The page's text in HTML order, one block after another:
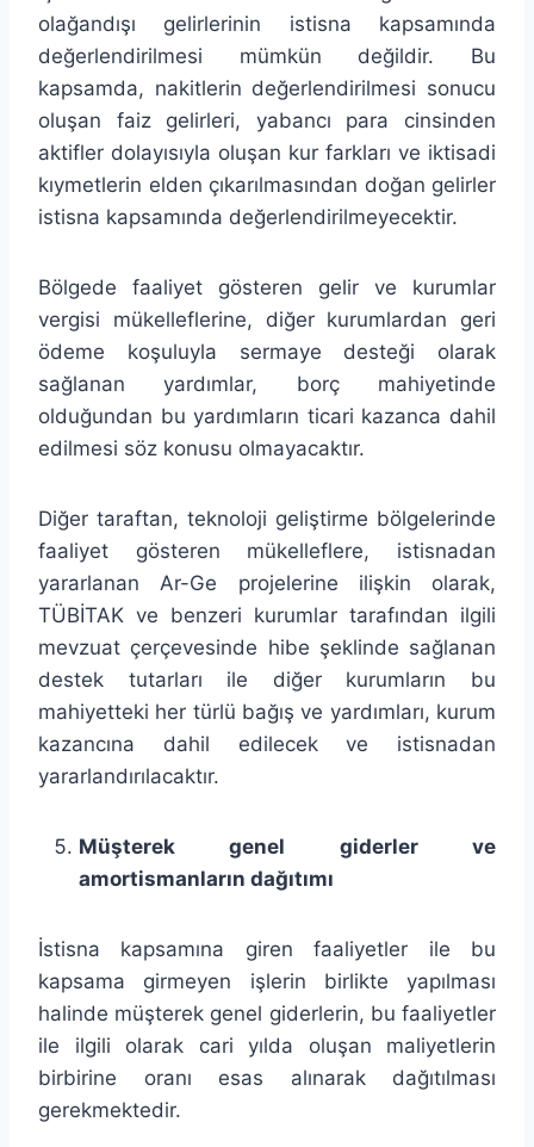
olağandışı gelirlerinin istisna kapsamında
değerlendirilmesi mümkün değildir. Bu
kapsamda, nakitlerin değerlendirilmesi sonucu
oluşan faiz gelirleri, yabancı para cinsinden
aktifler dolayısıyla oluşan kur farkları ve iktisadi
kıymetlerin elden çıkarılmasından doğan gelirler
istisna kapsamında değerlendirilmeyecektir.
Bölgede faaliyet gösteren gelir ve kurumlar
vergisi mükelleflerine, diğer kurumlardan geri
ödeme koşuluyla sermaye desteği olarak
sağlanan yardımlar, borç mahiyetinde
olduğundan bu yardımların ticari kazanca dahil
edilmesi söz konusu olmayacaktır.
Diğer taraftan, teknoloji geliştirme bölgelerinde
faaliyet gösteren mükelleflere, istisnadan
yararlanan Ar-Ge projelerine ilişkin olarak,
TÜBİTAK ve benzeri kurumlar tarafından ilgili
mevzuat çerçevesinde hibe şeklinde sağlanan
destek tutarları ile diğer kurumların bu
mahiyetteki her türlü bağış ve yardımları, kurum
kazancına dahil edilecek ve istisnadan
yararlandırılacaktır.
Müşterek genel giderler ve
amortismanların dağıtımı
İstisna kapsamına giren faaliyetler ile bu
kapsama girmeyen işlerin birlikte yapılması
halinde müşterek genel giderlerin, bu faaliyetler
ile ilgili olarak cari yılda oluşan maliyetlerin
birbirine oranı esas alınarak dağıtılması
gerekmektedir.